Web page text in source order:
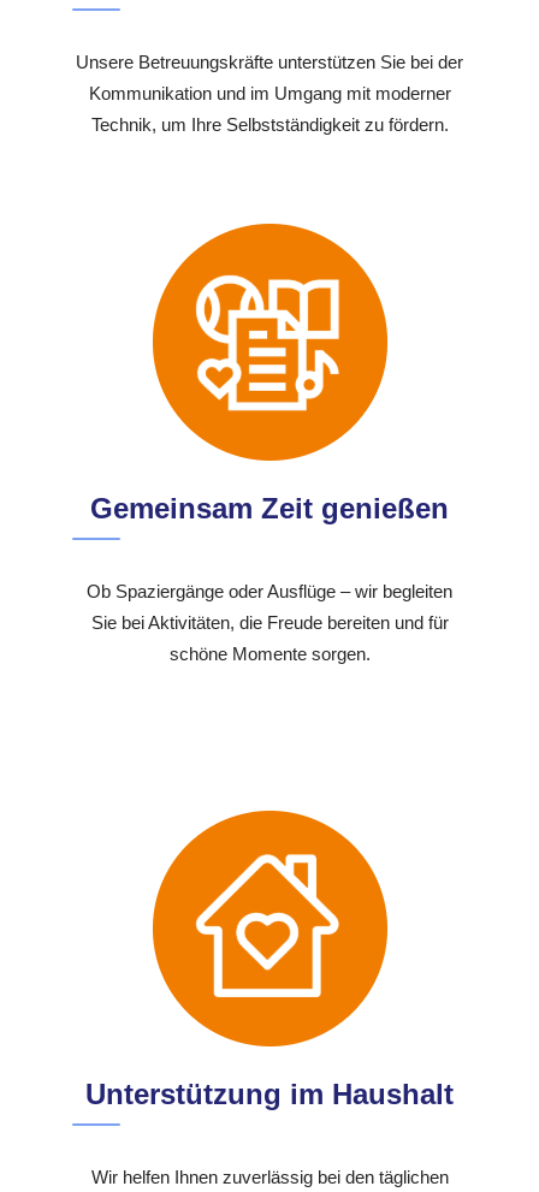
Unsere Betreuungskräfte unterstützen Sie bei der
Kommunikation und im Umgang mit moderner
Technik, um Ihre Selbstständigkeit zu fördern.
Gemeinsam Zeit genießen
Ob Spaziergänge oder Ausflüge – wir begleiten
Sie bei Aktivitäten, die Freude bereiten und für
schöne Momente sorgen.
Unterstützung im Haushalt
Wir helfen Ihnen zuverlässig bei den täglichen